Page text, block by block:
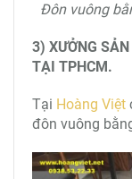
Đôn vuông
3) XƯỞNG
TẠI TPHCM.
Tại Hoàng Việt
đôn vuông